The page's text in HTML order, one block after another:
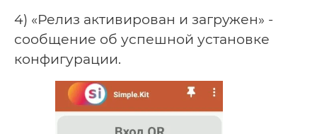
4) «Релиз активирован и загружен» -
сообщение об успешной установке
конфигурации.